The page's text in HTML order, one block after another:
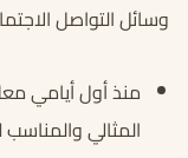
وسائل التواصل
منذ أول أيامي
المثالي